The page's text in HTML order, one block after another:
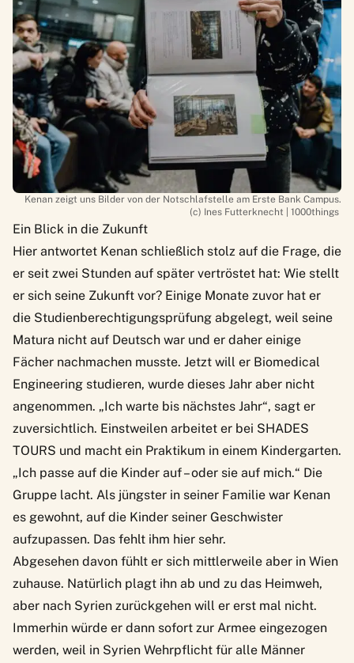
Kenan zeigt uns Bilder von der Notschlafstelle am Erste Bank Campus.
(c) Ines Futterknecht | 1000things
Ein Blick in die Zukunft
Hier antwortet Kenan schließlich stolz auf die Frage, die
er seit zwei Stunden auf später vertröstet hat: Wie stellt
er sich seine Zukunft vor? Einige Monate zuvor hat er
die Studienberechtigungsprüfung abgelegt, weil seine
Matura nicht auf Deutsch war und er daher einige
Fächer nachmachen musste. Jetzt will er Biomedical
Engineering studieren, wurde dieses Jahr aber nicht
angenommen. „Ich warte bis nächstes Jahr“, sagt er
zuversichtlich. Einstweilen arbeitet er bei SHADES
TOURS und macht ein Praktikum in einem Kindergarten.
„Ich passe auf die Kinder auf – oder sie auf mich.“ Die
Gruppe lacht. Als jüngster in seiner Familie war Kenan
es gewohnt, auf die Kinder seiner Geschwister
aufzupassen. Das fehlt ihm hier sehr.
Abgesehen davon fühlt er sich mittlerweile aber in Wien
zuhause. Natürlich plagt ihn ab und zu das Heimweh,
aber nach Syrien zurückgehen will er erst mal nicht.
Immerhin würde er dann sofort zur Armee eingezogen
werden, weil in Syrien Wehrpflicht für alle Männer